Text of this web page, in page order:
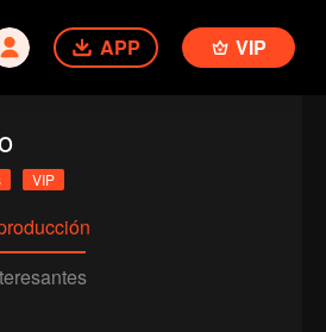
APP VIP
VIP